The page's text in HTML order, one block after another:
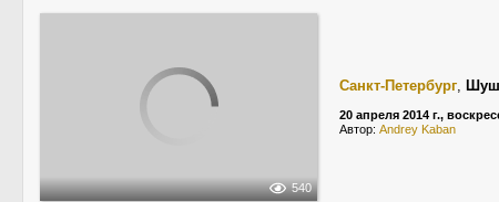
540
Санкт-Петербург,
20 апреля 2014 г.,
Автор: Andrey Kaban